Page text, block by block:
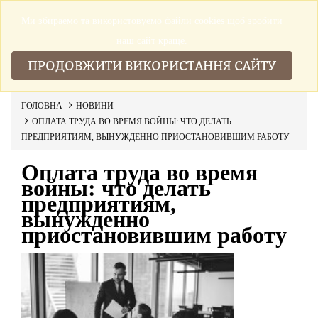
ГОЛОВНА
НОВИНИ
ОПЛАТА ТРУДА ВО ВРЕМЯ ВОЙНЫ: ЧТО ДЕЛАТЬ
ПРЕДПРИЯТИЯМ, ВЫНУЖДЕННО ПРИОСТАНОВИВШИМ РАБОТУ
Оплата труда во время
войны: что делать
предприятиям,
вынужденно
приостановившим работу
Ми збираемо та використовуемо файли cookies щоб зробити
наш сайт краще.
ПРОДОВЖИТИ ВИКОРИСТАННЯ САЙТУ